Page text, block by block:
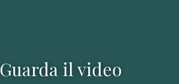
Guarda il video